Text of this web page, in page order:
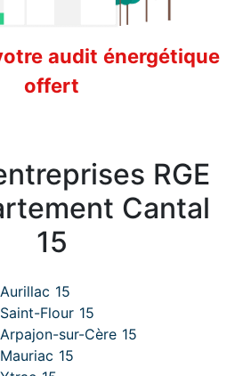
audit énergétique
offert
RGE
Cantal
15
15
Flour 15
sur-Cère 15
15